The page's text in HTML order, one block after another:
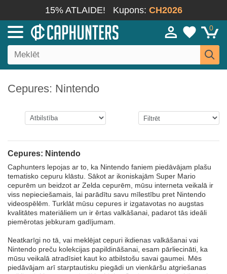
15% ATLAIDE! Kupons: CH2026
0
Cepures: Nintendo
Cepures: Nintendo
Caphunters lepojas ar to, ka Nintendo faniem piedāvājam plašu
tematisko cepuru klāstu. Sākot ar ikoniskajām Super Mario
cepurēm un beidzot ar Zelda cepurēm, mūsu interneta veikalā ir
viss nepieciešamais, lai parādītu savu mīlestību pret Nintendo
videospēlēm. Turklāt mūsu cepures ir izgatavotas no augstas
kvalitātes materiāliem un ir ērtas valkāšanai, padarot tās ideāli
piemērotas jebkuram gadījumam.
Neatkarīgi no tā, vai meklējat cepuri ikdienas valkāšanai vai
Nintendo preču kolekcijas papildināšanai, esam pārliecināti, ka
mūsu veikalā atradīsiet kaut ko atbilstošu savai gaumei. Mēs
piedāvājam arī starptautisku piegādi un vienkāršu atgriešanas